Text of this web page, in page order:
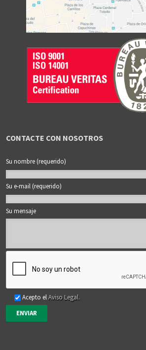
CONTACTE CON NOSOTROS
Su nombre (requerido)
Su e-mail (requerido)
Su mensaje
Acepto elAviso Legal.